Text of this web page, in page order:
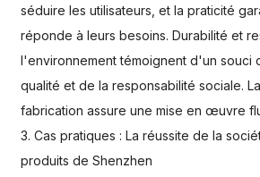
séduire les utilisateurs, et la praticité
réponde à leurs besoins. Durabilité et
l'environnement témoignent d'un souci
qualité et de la responsabilité sociale.
fabrication assure une mise en œuvre
3. Cas pratiques : La réussite de la
produits de Shenzhen